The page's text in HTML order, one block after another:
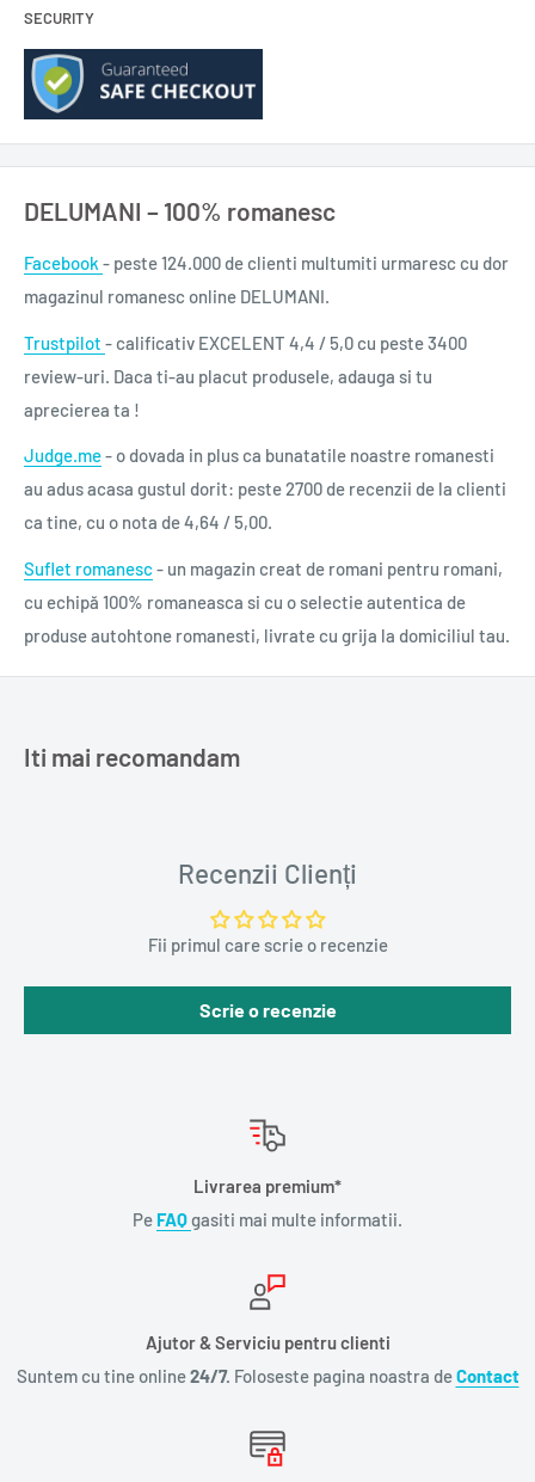
0,250 l.
SECURITY
DELUMANI – 100% romanesc
Facebook - peste 124.000 de clienti multumiti urmaresc cu dor
magazinul romanesc online DELUMANI.
Trustpilot - calificativ EXCELENT 4,4 / 5,0 cu peste 3400
review-uri. Daca ti-au placut produsele, adauga si tu
aprecierea ta !
Judge.me- o dovada in plus ca bunatatile noastre romanesti
au adus acasa gustul dorit: peste 2700 de recenzii de la clienti
ca tine, cu o nota de 4,64 / 5,00.
Suflet romanesc- un magazin creat de romani pentru romani,
cu echipă 100% romaneasca si cu o selectie autentica de
produse autohtone romanesti, livrate cu grija la domiciliul tau.
Iti mai recomandam
Recenzii Clienți
Fii primul care scrie o recenzie
Scrie o recenzie
Livrarea premium*
Pe FAQgasiti mai multe informatii.
Ajutor & Serviciu pentru clienti
Suntem cu tine online24/7. Foloseste pagina noastra deContact